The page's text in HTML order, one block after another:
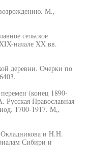
М.,
сельское
начале XX вв.
деревни. Очерки по
(конец 1890-
Православная
1700-1917. М„
и H.H.
Сибири и